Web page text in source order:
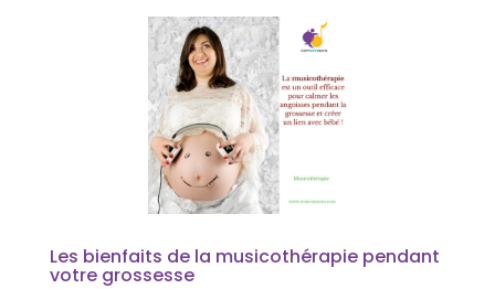
Les bienfaits de la musicothérapie pendant
votre grossesse